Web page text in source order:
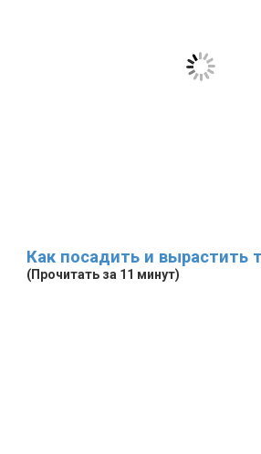
Как посадить и вырастить
(Прочитать за 11 минут)